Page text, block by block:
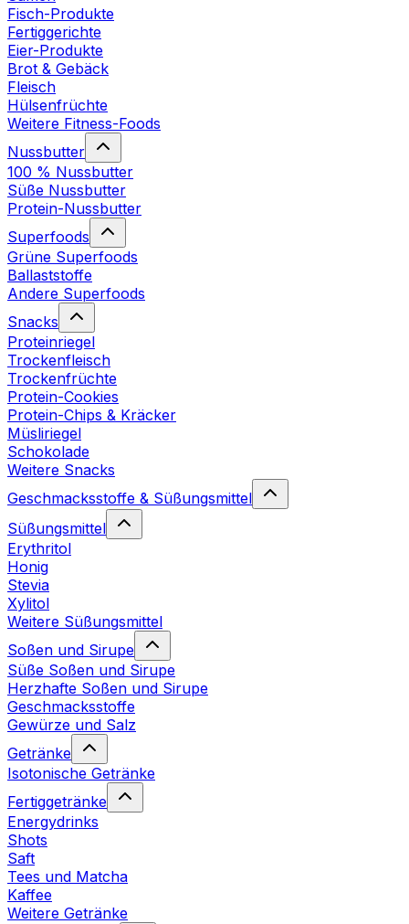
Fisch-Produkte
Fertiggerichte
Eier-Produkte
Brot & Gebäck
Fleisch
Hülsenfrüchte
Weitere Fitness-Foods
Nussbutter
100 % Nussbutter
Süße Nussbutter
Protein-Nussbutter
Superfoods
Grüne Superfoods
Ballaststoffe
Andere Superfoods
Snacks
Proteinriegel
Trockenfleisch
Trockenfrüchte
Protein-Cookies
Protein-Chips & Kräcker
Müsliriegel
Schokolade
Weitere Snacks
Geschmacksstoffe & Süßungsmittel
Süßungsmittel
Erythritol
Honig
Stevia
Xylitol
Weitere Süßungsmittel
Soßen und Sirupe
Süße Soßen und Sirupe
Herzhafte Soßen und Sirupe
Geschmacksstoffe
Gewürze und Salz
Getränke
Isotonische Getränke
Fertiggetränke
Energydrinks
Shots
Saft
Tees und Matcha
Kaffee
Weitere Getränke